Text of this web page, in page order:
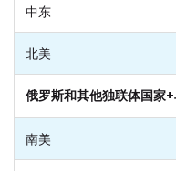
中东
北美
俄罗斯和其他独联体国家+
南美